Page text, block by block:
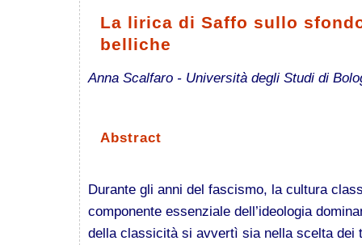
La lirica di Saffo sullo
belliche
Anna Scalfaro - Università degli Studi di
Abstract
Durante gli anni del fascismo, la cultura
componente essenziale dell’ideologia
della classicità si avvertì sia nella scelta dei